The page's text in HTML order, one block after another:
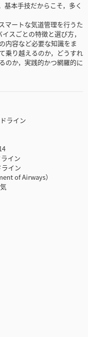
本手技だからこそ，多く
マートな気道管理を行うた
スごとの特徴と選び方，
内容など必要な知識をま
乗り越えるのか，どうすれ
のか，実践的かつ網羅的に
ライン
イン
イン
of Airways）